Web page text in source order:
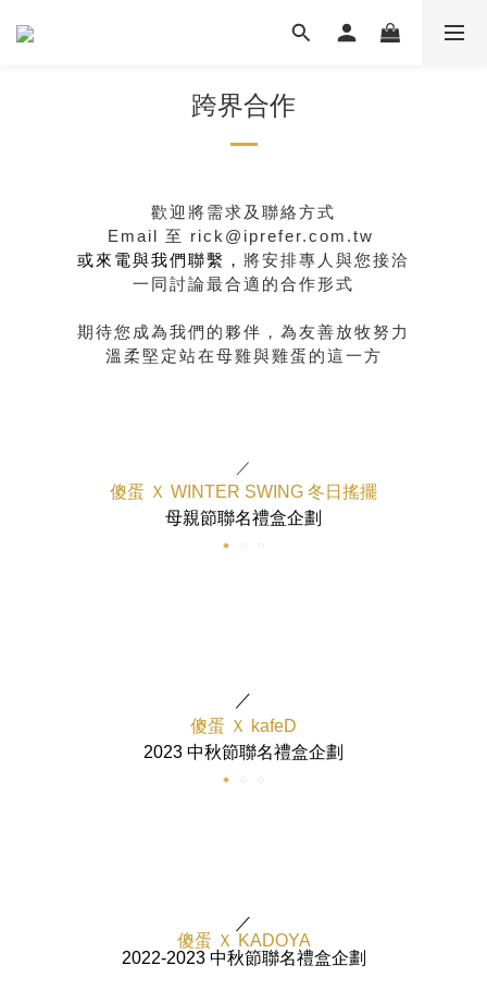
跨界合作
歡迎將需求及聯絡方式
Email 至 rick@iprefer.com.tw
或來電與我們聯繫， 將安排專人與您接洽
一同討論最合適的合作形式
期待您成為我們的夥伴，為友善放牧努力
溫柔堅定站在母雞與雞蛋的這一方
／
傻蛋 Ｘ WINTER SWING 冬日搖擺
母親節聯名禮盒企劃
／
傻蛋 Ｘ kafeD
2023 中秋節聯名禮盒企劃
／
傻蛋 Ｘ KADOYA
2022-2023 中秋節聯名禮盒企劃